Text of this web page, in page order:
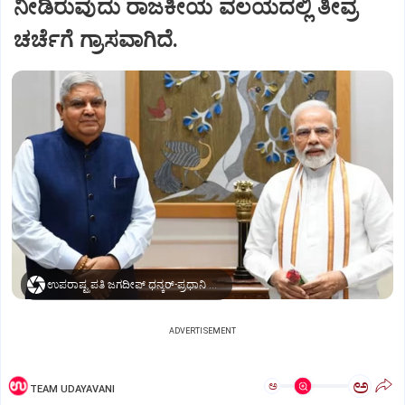
ನೀಡಿರುವುದು ರಾಜಕೀಯ ವಲಯದಲ್ಲಿ ತೀವ್ರ
ಚರ್ಚೆಗೆ ಗ್ರಾಸವಾಗಿದೆ.
ಉಪರಾಷ್ಟ್ರಪತಿ ಜಗದೀಪ್‌ ಧನ್ಕರ್-ಪ್ರಧಾನಿ ಮೋದಿ
ADVERTISEMENT
TEAM UDAYAVANI ಅ ಅ